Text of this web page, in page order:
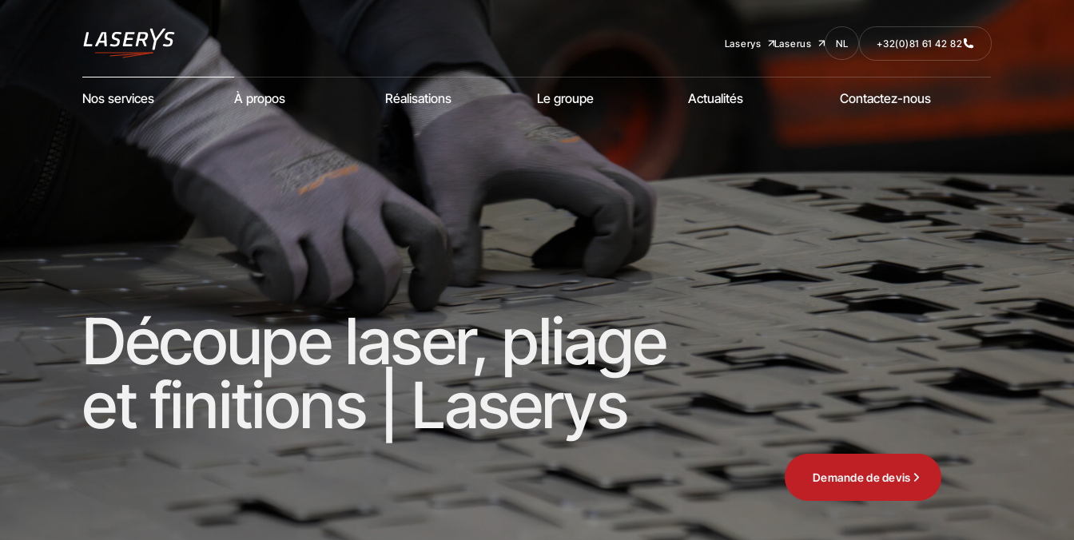
Laserys Laserus NL +32(0)81 61 42 82
Nos services À propos Réalisations Le groupe Actualités Contactez-nous
Découpe laser, pliage
et finitions | Laserys
Demande de devis